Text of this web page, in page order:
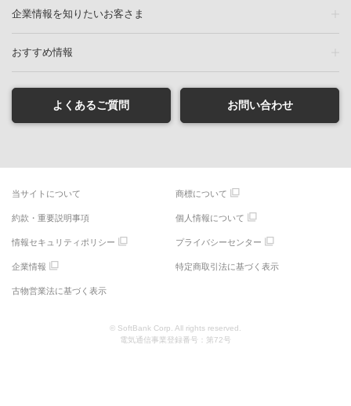
企業情報を知りたいお客さま
おすすめ情報
よくあるご質問 お問い合わせ
当サイトについて 商標について
約款・重要説明事項 個人情報について
情報セキュリティポリシー プライバシーセンター
企業情報 特定商取引法に基づく表示
古物営業法に基づく表示
© SoftBank Corp. All rights reserved.
電気通信事業登録番号：第72号